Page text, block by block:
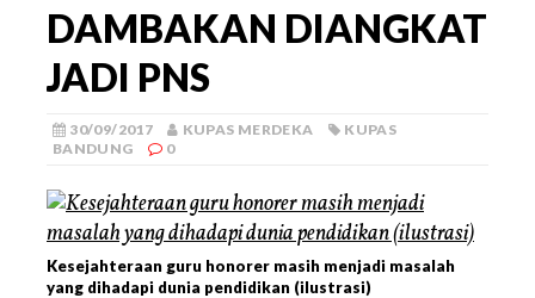
DAMBAKAN DIANGKAT
JADI PNS
30/09/2017 KUPAS MERDEKA
KUPAS
BANDUNG
0
Kesejahteraan guru honorer masih menjadi masalah
yang dihadapi dunia pendidikan (ilustrasi)